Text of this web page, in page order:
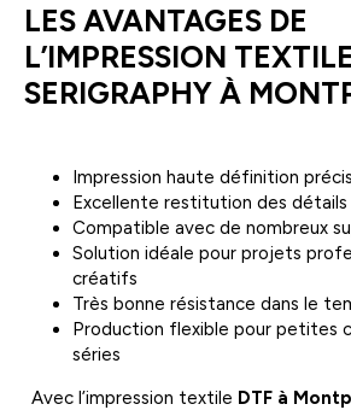
LES AVANTAGES DE
L’IMPRESSION
SERIGRAPHY À
Impression haute définition
Excellente restitution des
Compatible avec de nombreux
Solution idéale pour projets
créatifs
Très bonne résistance dans le
Production flexible pour petites
séries
Avec l’impression textile DTF à